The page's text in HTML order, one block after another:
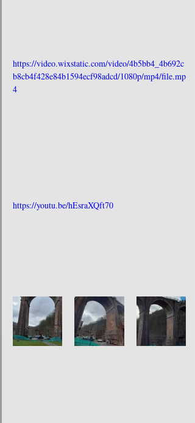
https://video.wixstatic.com/video/4b5bb4_4b692c
b8cb4f428e84b1594ecf98adcd/1080p/mp4/file.mp
4
https://youtu.be/hEsraXQft70